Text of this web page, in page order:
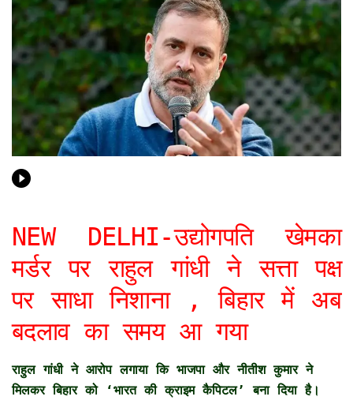
NEW DELHI-उद्योगपति खेमका
मर्डर पर राहुल गांधी ने सत्ता पक्ष
पर साधा निशाना , बिहार में अब
बदलाव का समय आ गया
राहुल गांधी ने आरोप लगाया कि भाजपा और नीतीश कुमार ने
मिलकर बिहार को ‘भारत की क्राइम कैपिटल’ बना दिया है।